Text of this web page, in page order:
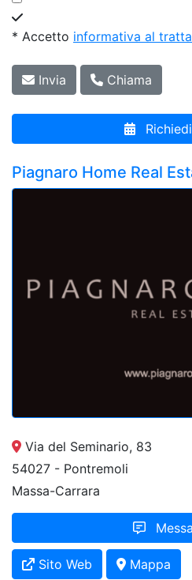
* Accetto informativa al
Invia Chiama
Piagnaro Home Real
Via del Seminario, 83
54027 - Pontremoli
Massa-Carrara
Sito Web Mappa